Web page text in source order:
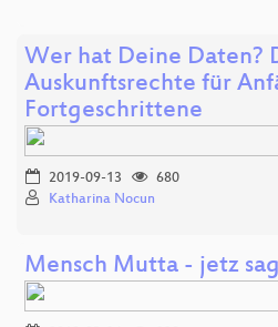
Wer hat Deine Daten?
Auskunftsrechte für
Fortgeschrittene
2019-09-13
680
Katharina Nocun
Mensch Mutta - jetz